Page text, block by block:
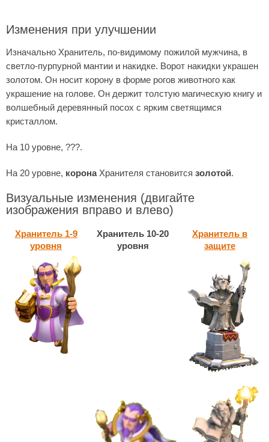
Изменения при улучшении
Изначально Хранитель, по-видимому пожилой мужчина, в
светло-пурпурной мантии и накидке. Ворот накидки украшен
золотом. Он носит корону в форме рогов животного как
украшение на голове. Он держит толстую магическую книгу и
волшебный деревянный посох с ярким светящимся
кристаллом.
На 10 уровне, ???.
На 20 уровне, коронаХранителя становится золотой.
Визуальные изменения (двигайте
изображения вправо и влево)
Хранитель 1-9
уровня
Хранитель 10-20
уровня
Хранитель в
защите